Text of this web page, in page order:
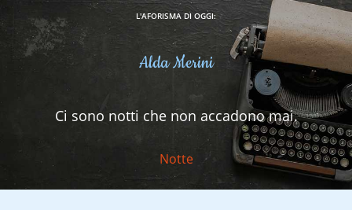
L'AFORISMA DI OGGI:
Alda Merini
Ci sono notti che non accadono mai.
Notte